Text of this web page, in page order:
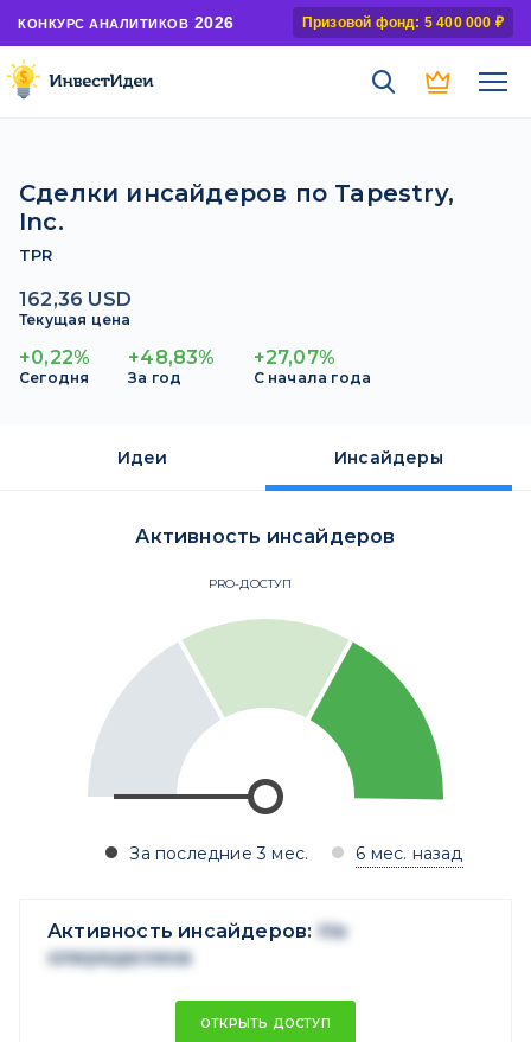
КОНКУРС АНАЛИТИКОВ 2026 Призовой фонд: 5 400 000 ₽
Сделки инсайдеров по Tapestry,
Inc.
TPR
162,36 USD
Текущая цена
+0,22%
Сегодня
+48,83%
За год
+27,07%
С начала года
Идеи Инсайдеры
Активность инсайдеров
PRO-ДОСТУП
За последние 3 мес. 6 мес. назад
Активность инсайдеров: Не
опеределена
ОТКРЫТЬ ДОСТУП